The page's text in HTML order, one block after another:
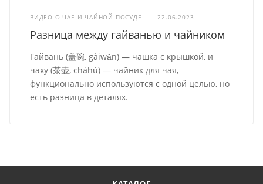
ВИДЕО О ЧАЕ И ЧАЙНОЙ ПОСУДЕ — 22.06.2023
Разница между гайванью и чайником
Гайвань (盖碗, gàiwǎn) — чашка с крышкой, и
чаху (茶壶, cháhú) — чайник для чая,
функционально используются с одной целью, но
есть разница в деталях.